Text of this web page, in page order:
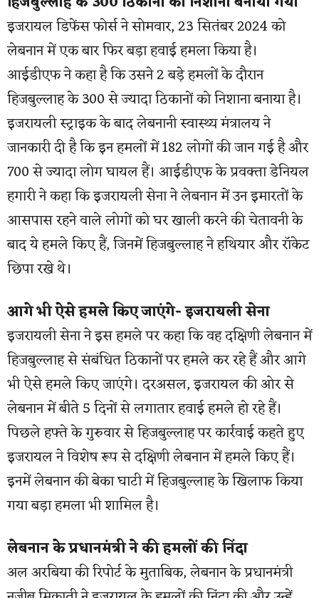
इजरायल डिफेंस फोर्स ने सोमवार, 23 सितंबर 2024 को
लेबनान में एक बार फिर बड़ा हवाई हमला किया है।
आईडीएफ ने कहा है कि उसने 2 बड़े हमलों के दौरान
हिजबुल्लाह के 300 से ज्यादा ठिकानों को निशाना बनाया है।
इजरायली स्ट्राइक के बाद लेबनानी स्वास्थ्य मंत्रालय ने
जानकारी दी है कि इन हमलों में 182 लोगों की जान गई है और
700 से ज्यादा लोग घायल हैं। आईडीएफ के प्रवक्ता डेनियल
हगारी ने कहा कि इजरायली सेना ने लेबनान में उन इमारतों के
आसपास रहने वाले लोगों को घर खाली करने की चेतावनी के
बाद ये हमले किए हैं, जिनमें हिजबुल्लाह ने हथियार और रॉकेट
छिपा रखे थे।
आगे भी ऐसे हमले किए जाएंगे- इजरायली सेना
इजरायली सेना ने इस हमले पर कहा कि वह दक्षिणी लेबनान में
हिजबुल्लाह से संबंधित ठिकानों पर हमले कर रहे हैं और आगे
भी ऐसे हमले किए जाएंगे। दरअसल, इजरायल की ओर से
लेबनान में बीते 5 दिनों से लगातार हवाई हमले हो रहे हैं।
पिछले हफ्ते के गुरुवार से हिजबुल्लाह पर कार्रवाई कहते हुए
इजरायल ने विशेष रूप से दक्षिणी लेबनान में हमले किए हैं।
इनमें लेबनान की बेका घाटी में हिजबुल्लाह के खिलाफ किया
गया बड़ा हमला भी शामिल है।
लेबनान के प्रधानमंत्री ने की हमलों की निंदा
अल अरबिया की रिपोर्ट के मुताबिक, लेबनान के प्रधानमंत्री